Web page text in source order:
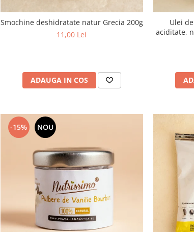
Smochine deshidratate natur Grecia 200g
11,00 Lei
ADAUGA IN COS
Ulei
aciditate,
-15% NOU